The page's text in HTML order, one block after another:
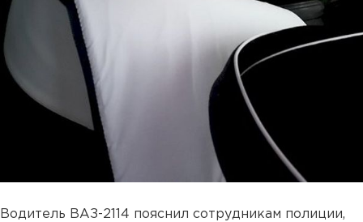
Водитель ВАЗ-2114 пояснил сотрудникам полиции,